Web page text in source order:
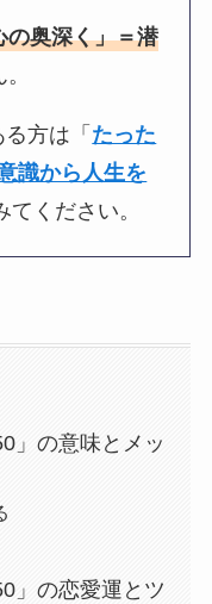
の奥深く」＝潜
方は「 たった
識から人生を
ください。
」の意味とメッ
」の恋愛運とツ